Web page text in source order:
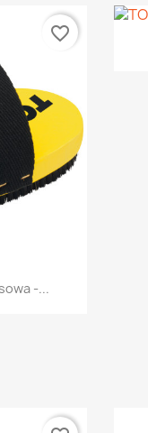
-...
favorite_border